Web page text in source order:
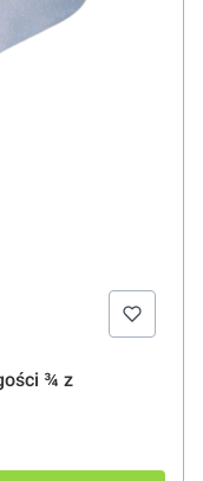
¾ z